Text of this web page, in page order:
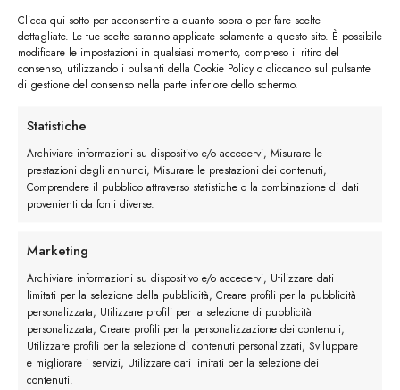
Clicca qui sotto per acconsentire a quanto sopra o per fare scelte
dettagliate. Le tue scelte saranno applicate solamente a questo sito. È possibile
modificare le impostazioni in qualsiasi momento, compreso il ritiro del
consenso, utilizzando i pulsanti della Cookie Policy o cliccando sul pulsante
di gestione del consenso nella parte inferiore dello schermo.
Statistiche
Archiviare informazioni su dispositivo e/o accedervi, Misurare le
prestazioni degli annunci, Misurare le prestazioni dei contenuti,
Comprendere il pubblico attraverso statistiche o la combinazione di dati
provenienti da fonti diverse.
Marketing
Archiviare informazioni su dispositivo e/o accedervi, Utilizzare dati
limitati per la selezione della pubblicità, Creare profili per la pubblicità
personalizzata, Utilizzare profili per la selezione di pubblicità
personalizzata, Creare profili per la personalizzazione dei contenuti,
Utilizzare profili per la selezione di contenuti personalizzati, Sviluppare
e migliorare i servizi, Utilizzare dati limitati per la selezione dei
contenuti.
Precedente
Successivo→
Lascia un commento
Devi essere